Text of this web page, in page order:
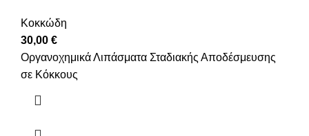
Κοκκώδη
30,00 €
Οργανοχημικά Λιπάσματα Σταδιακής Αποδέσμευσης
σε Κόκκους